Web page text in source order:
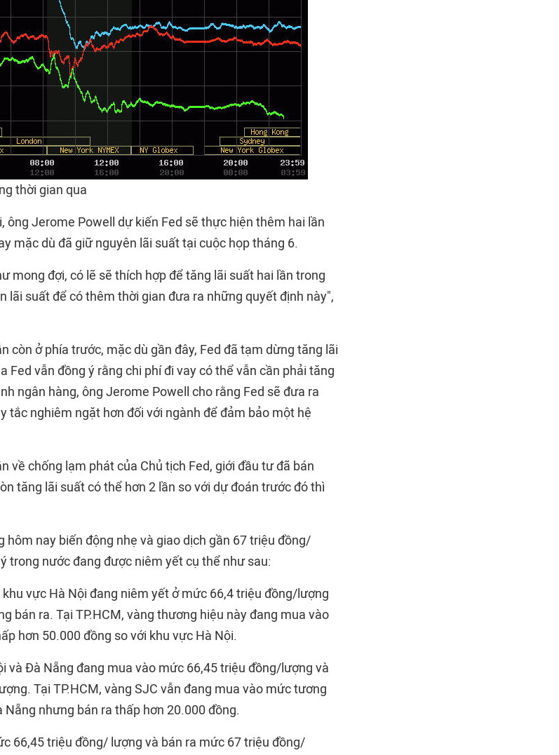
thời gian qua
ông Jerome Powell dự kiến Fed sẽ thực hiện thêm hai lần
mặc dù đã giữ nguyên lãi suất tại cuộc họp tháng 6.
mong đợi, có lẽ sẽ thích hợp để tăng lãi suất hai lần trong
lãi suất để có thêm thời gian đưa ra những quyết định này",
còn ở phía trước, mặc dù gần đây, Fed đã tạm dừng tăng lãi
Fed vẫn đồng ý rằng chi phí đi vay có thể vẫn cần phải tăng
ngân hàng, ông Jerome Powell cho rằng Fed sẽ đưa ra
tắc nghiêm ngặt hơn đối với ngành để đảm bảo một hệ
về chống lạm phát của Chủ tịch Fed, giới đầu tư đã bán
tăng lãi suất có thể hơn 2 lần so với dự đoán trước đó thì
hôm nay biến động nhẹ và giao dịch gần 67 triệu đồng/
trong nước đang được niêm yết cụ thể như sau:
vực Hà Nội đang niêm yết ở mức 66,4 triệu đồng/lượng
bán ra. Tại TP.HCM, vàng thương hiệu này đang mua vào
hơn 50.000 đồng so với khu vực Hà Nội.
và Đà Nẵng đang mua vào mức 66,45 triệu đồng/lượng và
Tại TP.HCM, vàng SJC vẫn đang mua vào mức tương
nhưng bán ra thấp hơn 20.000 đồng.
66,45 triệu đồng/ lượng và bán ra mức 67 triệu đồng/